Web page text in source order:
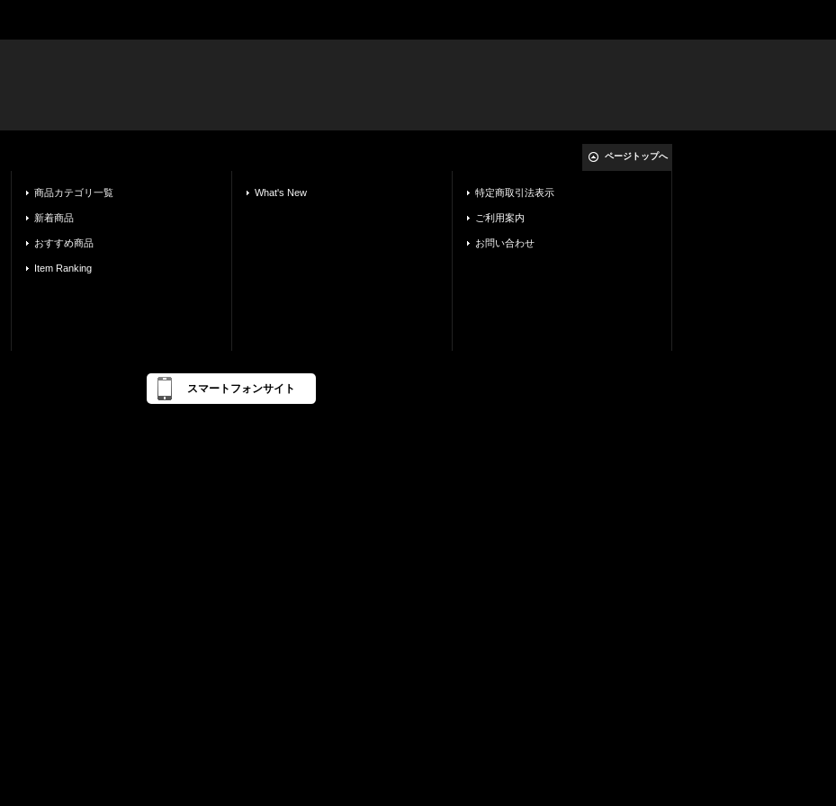
ページトップへ
商品カテゴリ一覧
新着商品
おすすめ商品
Item Ranking
What's New 特定商取引法表示
ご利用案内
お問い合わせ
スマートフォンサイト